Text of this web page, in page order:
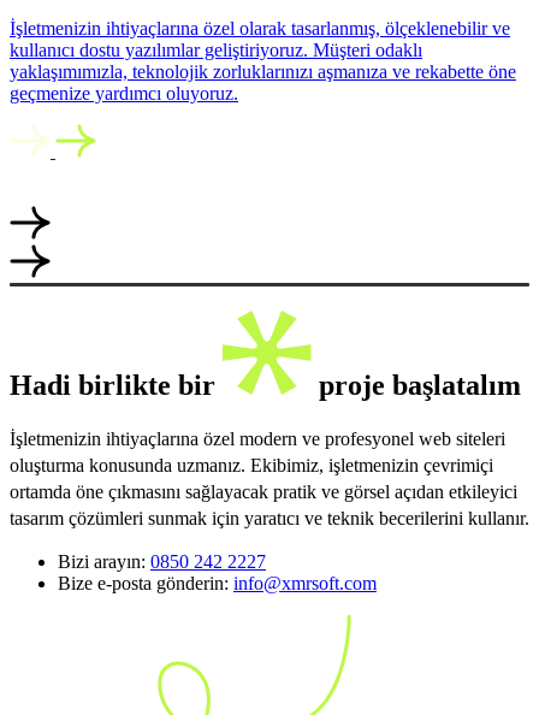
İşletmenizin ihtiyaçlarına özel olarak tasarlanmış, ölçeklenebilir ve
kullanıcı dostu yazılımlar geliştiriyoruz. Müşteri odaklı
yaklaşımımızla, teknolojik zorluklarınızı aşmanıza ve rekabette öne
geçmenize yardımcı oluyoruz.
Hadi birlikte bir proje başlatalım
İşletmenizin ihtiyaçlarına özel modern ve profesyonel web siteleri
oluşturma konusunda uzmanız. Ekibimiz, işletmenizin çevrimiçi
ortamda öne çıkmasını sağlayacak pratik ve görsel açıdan etkileyici
tasarım çözümleri sunmak için yaratıcı ve teknik becerilerini kullanır.
Bizi arayın: 0850 242 2227
Bize e-posta gönderin: info@xmrsoft.com